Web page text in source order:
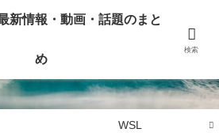
話題や最新情報を写真、画像、動画でまとめて
WSL
新情報・動画・話題のまと
め
検索